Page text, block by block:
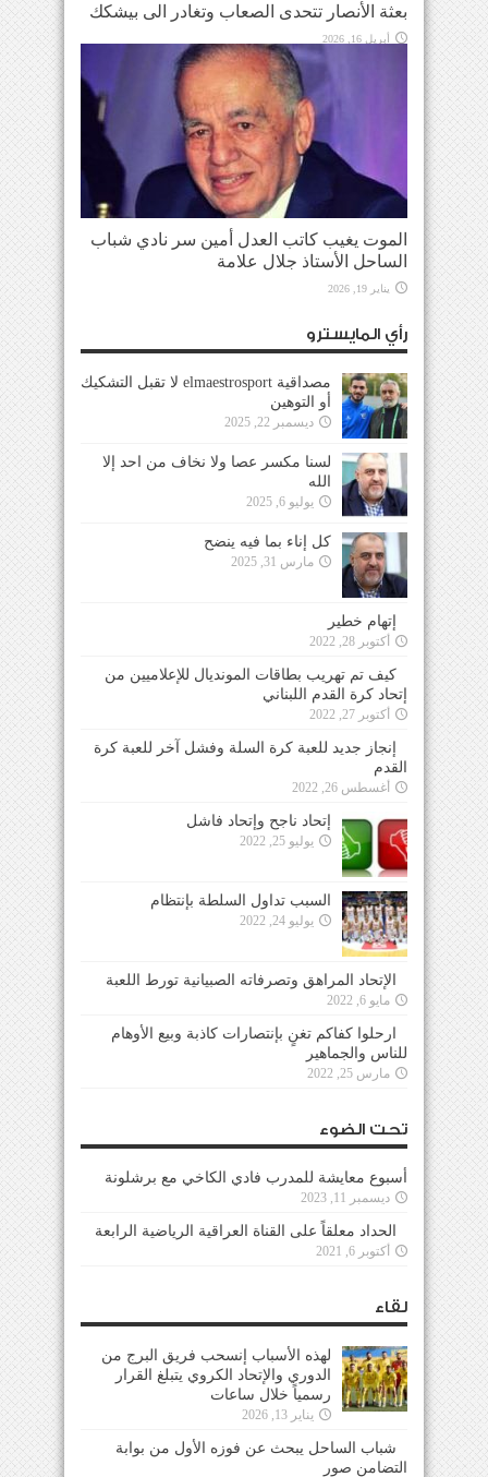
بعثة الأنصار تتحدى الصعاب وتغادر الى بيشكك
أبريل 16, 2026
الموت يغيب كاتب العدل أمين سر نادي شباب
الساحل الأستاذ جلال علامة
يناير 19, 2026
رأي المايسترو
مصداقية elmaestrosport لا تقبل التشكيك
أو التوهين
ديسمبر 22, 2025
لسنا مكسر عصا ولا نخاف من احد إلا
الله
يوليو 6, 2025
كل إناء بما فيه ينضح
مارس 31, 2025
إتهام خطير
أكتوبر 28, 2022
كيف تم تهريب بطاقات المونديال للإعلاميين من
إتحاد كرة القدم اللبناني
أكتوبر 27, 2022
إنجاز جديد للعبة كرة السلة وفشل آخر للعبة كرة
القدم
أغسطس 26, 2022
إتحاد ناجح وإتحاد فاشل
يوليو 25, 2022
السبب تداول السلطة بإنتظام
يوليو 24, 2022
الإتحاد المراهق وتصرفاته الصبيانية تورط اللعبة
مايو 6, 2022
ارحلوا كفاكم تغنٍ بإنتصارات كاذبة وبيع الأوهام
للناس والجماهير
مارس 25, 2022
تحت الضوء
أسبوع معايشة للمدرب فادي الكاخي مع برشلونة
ديسمبر 11, 2023
الحداد معلقاً على القناة العراقية الرياضية الرابعة
أكتوبر 6, 2021
لقاء
لهذه الأسباب إنسحب فريق البرج من
الدوري والإتحاد الكروي يتبلغ القرار
رسمياً خلال ساعات
يناير 13, 2026
شباب الساحل يبحث عن فوزه الأول من بوابة
التضامن صور